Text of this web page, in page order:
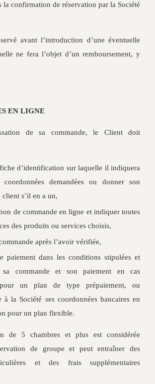
confirmation de réservation par la Société
avant l’introduction d’une éventuelle
ne fera l’objet d’un remboursement, y
EN LIGNE
de sa commande, le Client doit
d’identification sur laquelle il indiquera
coordonnées demandées ou donner son
client s’il en a un,
de commande en ligne et indiquer toutes
des produits ou services choisis,
après l’avoir vérifiée,
paiement dans les conditions stipulées et
sa commande et son paiement en cas
un plan de type prépaiement, ou
à la Société ses coordonnées bancaires en
pour un plan flexible.
de 5 chambres et plus est considérée
de groupe et peut entraîner des
et des frais supplémentaires